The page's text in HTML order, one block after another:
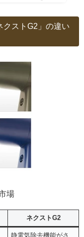
クストG2」の違い
場
ネクストG2
静電気除去機能がさ